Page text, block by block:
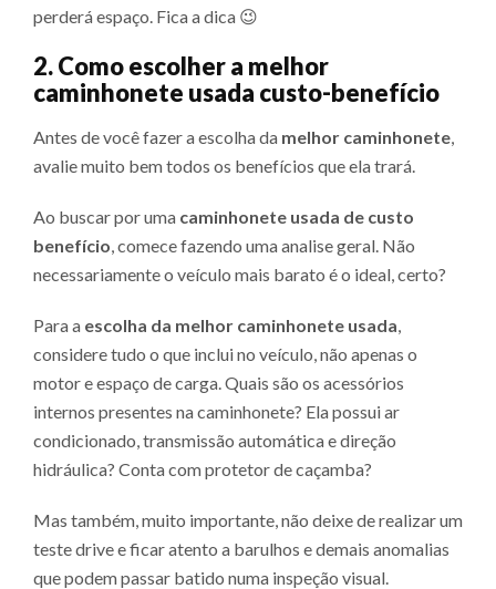
perderá espaço. Fica a dica 😉
2. Como escolher a melhor
caminhonete usada custo-benefício
Antes de você fazer a escolha da melhor caminhonete,
avalie muito bem todos os benefícios que ela trará.
Ao buscar por uma caminhonete usada de custo
benefício, comece fazendo uma analise geral. Não
necessariamente o veículo mais barato é o ideal, certo?
Para a escolha da melhor caminhonete usada,
considere tudo o que inclui no veículo, não apenas o
motor e espaço de carga. Quais são os acessórios
internos presentes na caminhonete? Ela possui ar
condicionado, transmissão automática e direção
hidráulica? Conta com protetor de caçamba?
Mas também, muito importante, não deixe de realizar um
teste drive e ficar atento a barulhos e demais anomalias
que podem passar batido numa inspeção visual.